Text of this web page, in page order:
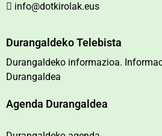
info@dotkirolak.eus
Durangaldeko Telebista
Durangaldeko informazioa.
Durangaldea
Agenda Durangaldea